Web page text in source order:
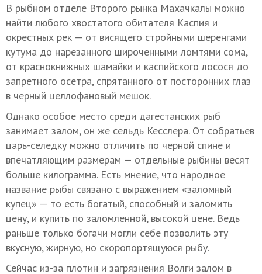
В рыбном отделе Второго рынка Махачкалы можно
найти любого хвостатого обитателя Каспия и
окрестных рек — от висящего стройными шеренгами
кутума до нарезанного широченными ломтями сома,
от краснокнижных шамайки и каспийского лосося до
запретного осетра, спрятанного от посторонних глаз
в черный целлофановый мешок.
Однако особое место среди дагестанских рыб
занимает залом, он же сельдь Кесслера. От собратьев
царь-селедку можно отличить по черной спине и
впечатляющим размерам — отдельные рыбины весят
больше килограмма. Есть мнение, что народное
название рыбы связано с выражением «заломный
купец» — то есть богатый, способный и заломить
цену, и купить по заломленной, высокой цене. Ведь
раньше только богачи могли себе позволить эту
вкусную, жирную, но скоропортящуюся рыбу.
Сейчас из-за плотин и загрязнения Волги залом в